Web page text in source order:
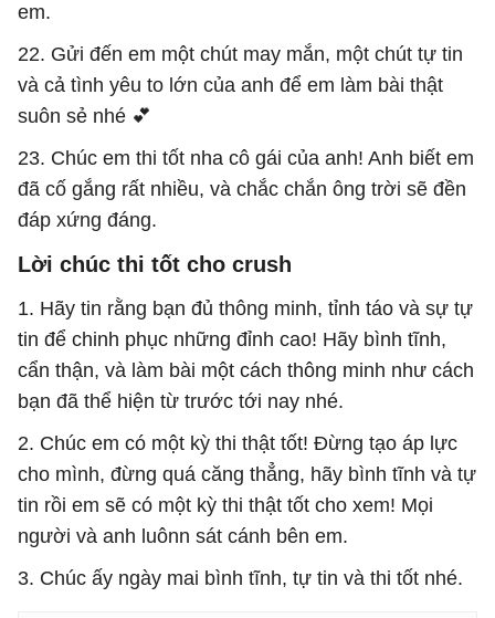
em.
22. Gửi đến em một chút may mắn, một chút tự tin
và cả tình yêu to lớn của anh để em làm bài thật
suôn sẻ nhé 💕
23. Chúc em thi tốt nha cô gái của anh! Anh biết em
đã cố gắng rất nhiều, và chắc chắn ông trời sẽ đền
đáp xứng đáng.
Lời chúc thi tốt cho crush
1. Hãy tin rằng bạn đủ thông minh, tỉnh táo và sự tự
tin để chinh phục những đỉnh cao! Hãy bình tĩnh,
cẩn thận, và làm bài một cách thông minh như cách
bạn đã thể hiện từ trước tới nay nhé.
2. Chúc em có một kỳ thi thật tốt! Đừng tạo áp lực
cho mình, đừng quá căng thẳng, hãy bình tĩnh và tự
tin rồi em sẽ có một kỳ thi thật tốt cho xem! Mọi
người và anh luônn sát cánh bên em.
3. Chúc ấy ngày mai bình tĩnh, tự tin và thi tốt nhé.